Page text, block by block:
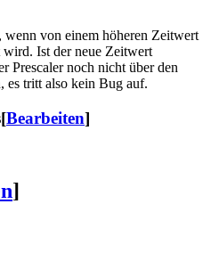
von einem höheren Zeitwert
wird. Ist der neue Zeitwert
Prescaler noch nicht über den
es tritt also kein Bug auf.
[Bearbeiten]
]